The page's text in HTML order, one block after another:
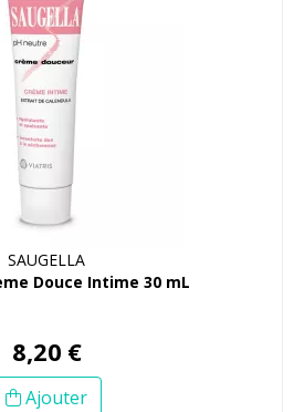
SAUGELLA
Douce Intime 30 mL
8,20 €
Ajouter